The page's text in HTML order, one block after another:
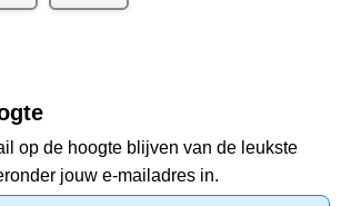
op de hoogte blijven van de leukste
jouw e-mailadres in.